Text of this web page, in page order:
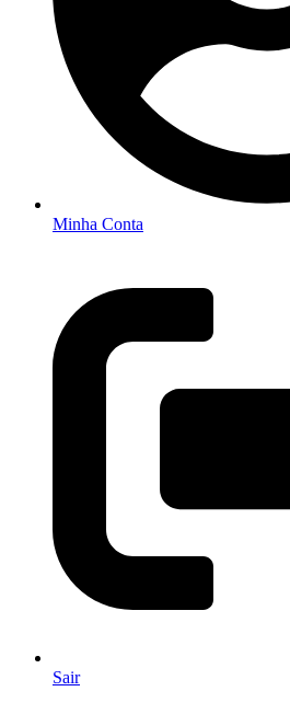
Minha Conta
Sair